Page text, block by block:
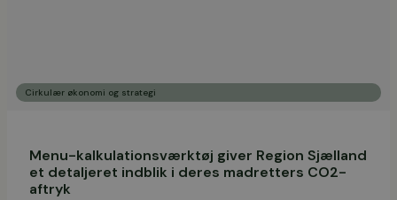
Cirkulær økonomi og strategi
Menu-kalkulationsværktøj giver Region Sjælland
et detaljeret indblik i deres madretters CO2-
aftryk